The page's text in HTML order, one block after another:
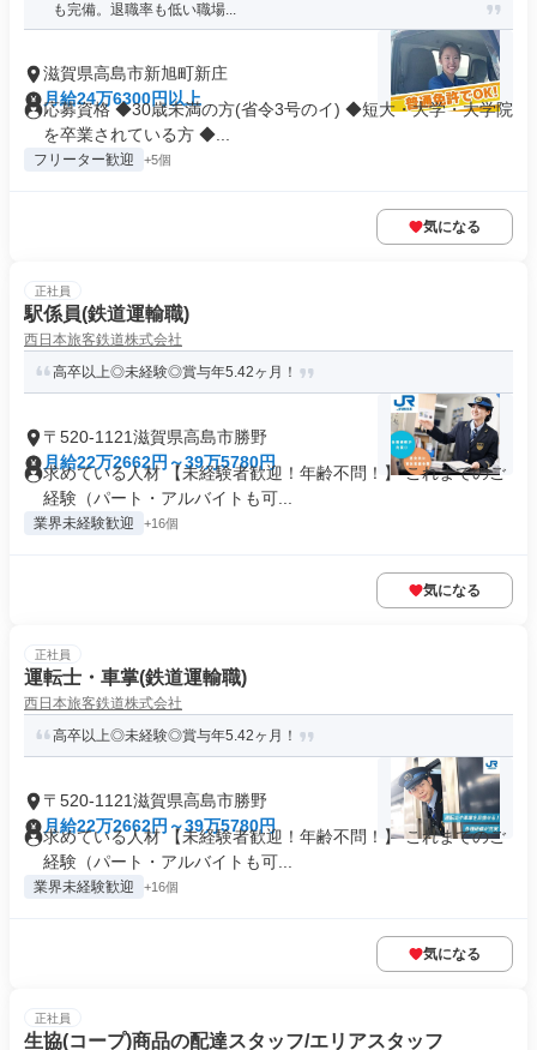
も完備。退職率も低い職場...
滋賀県高島市新旭町新庄
月給24万6300円以上
応募資格 ◆30歳未満の方(省令3号のイ) ◆短大・大学・大学院
を卒業されている方 ◆...
フリーター歓迎 +5個
気になる
正社員
駅係員(鉄道運輸職)
西日本旅客鉄道株式会社
高卒以上◎未経験◎賞与年5.42ヶ月！
〒520-1121滋賀県高島市勝野
月給22万2662円～39万5780円
求めている人材 【未経験者歓迎！年齢不問！】 これまでのご
経験（パート・アルバイトも可...
業界未経験歓迎 +16個
気になる
正社員
運転士・車掌(鉄道運輸職)
西日本旅客鉄道株式会社
高卒以上◎未経験◎賞与年5.42ヶ月！
〒520-1121滋賀県高島市勝野
月給22万2662円～39万5780円
求めている人材 【未経験者歓迎！年齢不問！】 これまでのご
経験（パート・アルバイトも可...
業界未経験歓迎 +16個
気になる
正社員
生協(コープ)商品の配達スタッフ/エリアスタッフ